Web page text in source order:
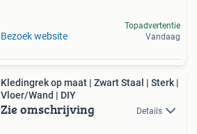
Bezoek website
Topadvertentie
Vandaag
Kledingrek op maat | Zwart Staal | Sterk |
Vloer/Wand | DIY
Zie omschrijving Details